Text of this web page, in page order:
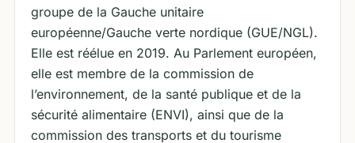
groupe de la Gauche unitaire
européenne/Gauche verte nordique (GUE/NGL).
Elle est réélue en 2019. Au Parlement européen,
elle est membre de la commission de
l’environnement, de la santé publique et de la
sécurité alimentaire (ENVI), ainsi que de la
commission des transports et du tourisme